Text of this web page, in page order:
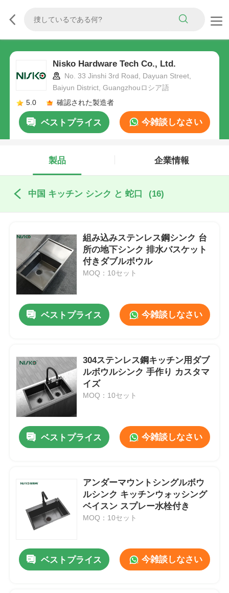
Nisko Hardware Tech Co., Ltd.
No. 33 Jinshi 3rd Road, Dayuan Street,
Baiyun District, Guangzhouロシア語
5.0
確認された製造者
ベストプライス 今雑談しなさい
製品 企業情報
中国 キッチン シンク と 蛇口 (16)
組み込みステンレス鋼シンク 台
所の地下シンク 排水バスケット
付きダブルボウル
MOQ：10セット
ベストプライス 今雑談しなさい
304ステンレス鋼キッチン用ダブ
ルボウルシンク 手作り カスタマ
イズ
MOQ：10セット
ベストプライス 今雑談しなさい
アンダーマウントシングルボウ
ルシンク キッチンウォッシング
ベイスン スプレー水栓付き
MOQ：10セット
ベストプライス 今雑談しなさい